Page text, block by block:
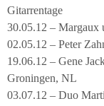
Gitarrentage
30.05.12 – Margaux
02.05.12 – Peter
19.06.12 – Gene
Groningen, NL
03.07.12 – Duo